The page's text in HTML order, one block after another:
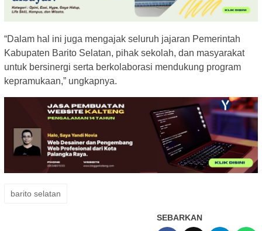
“Dalam hal ini juga mengajak seluruh jajaran Pemerintah
Kabupaten Barito Selatan, pihak sekolah, dan masyarakat
untuk bersinergi serta berkolaborasi mendukung program
kepramukaan,” ungkapnya.
barito selatan
SEBARKAN